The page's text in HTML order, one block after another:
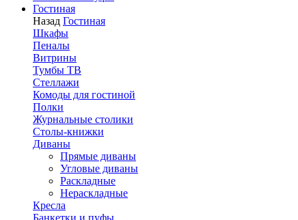
Гостиная
Назад Гостиная
Шкафы
Пеналы
Витрины
Тумбы ТВ
Стеллажи
Комоды для гостиной
Полки
Журнальные столики
Столы-книжки
Диваны
Прямые диваны
Угловые диваны
Раскладные
Нераскладные
Кресла
Банкетки и пуфы